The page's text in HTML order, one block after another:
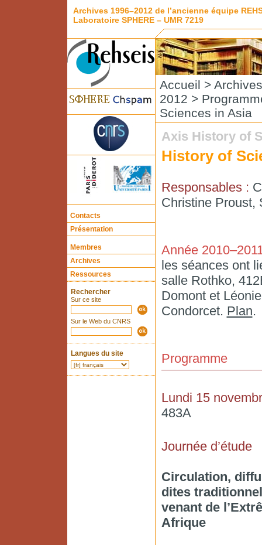
Archives 1996–2012 de l’ancienne équipe
Laboratoire SPHERE – UMR 7219
Contacts
Présentation
Membres
Archives
Ressources
Rechercher
Sur ce site
Sur le Web du CNRS
Langues du site
Accueil > Archives
2012 >
Sciences in Asia
Axis History of
History of
Responsables :
Christine Proust,
Année
les séances ont
salle Rothko,
Domont et
Condorcet. Plan.
Programme
Lundi 15
483A
Journée d’étude
Circulation,
dites
venant de
Afrique